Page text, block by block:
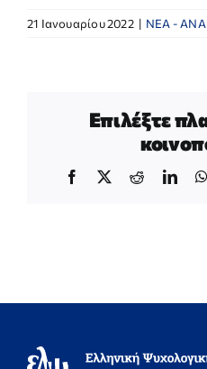
21 Ιανουαρίου 2022 | NEA -
Επιλέξτε
Facebook Reddit